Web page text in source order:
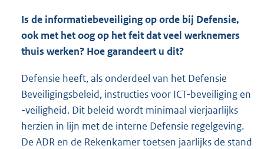
Is de informatiebeveiliging op orde bij Defensie,
ook met het oog op het feit dat veel werknemers
thuis werken? Hoe garandeert u dit?
Defensie heeft, als onderdeel van het Defensie
Beveiligingsbeleid, instructies voor ICT-beveiliging en
-veiligheid. Dit beleid wordt minimaal vierjaarlijks
herzien in lijn met de interne Defensie regelgeving.
De ADR en de Rekenkamer toetsen jaarlijks de stand